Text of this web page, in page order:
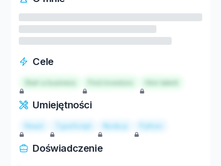
Cele
Start a business Hire talent
Umiejętności
React TypeScript Node.js Python
Doświadczenie